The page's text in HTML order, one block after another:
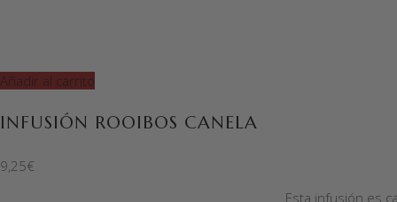
Añadir al carrito
INFUSIÓN ROOIBOS CANELA
9,25€
Esta infusión es